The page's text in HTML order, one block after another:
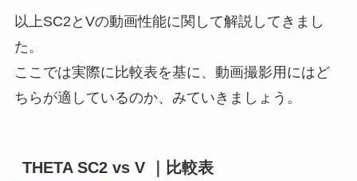
以上SC2とVの動画性能に関して解説してきまし
た。
ここでは実際に比較表を基に、動画撮影用にはど
ちらが適しているのか、みていきましょう。
THETA SC2 vs V ｜比較表